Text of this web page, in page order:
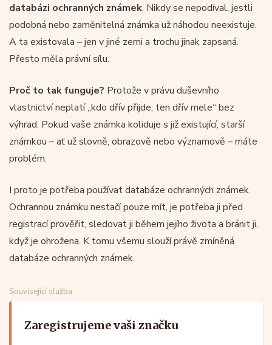
databázi ochranných známek. Nikdy se nepodíval, jestli
podobná nebo zaměnitelná známka už náhodou neexistuje.
A ta existovala – jen v jiné zemi a trochu jinak zapsaná.
Přesto měla právní sílu.
Proč to tak funguje? Protože v právu duševního
vlastnictví neplatí „kdo dřív přijde, ten dřív mele“ bez
výhrad. Pokud vaše známka koliduje s již existující, starší
známkou – ať už slovně, obrazově nebo významově – máte
problém.
I proto je potřeba používat databáze ochranných známek.
Ochrannou známku nestačí pouze mít, je potřeba ji před
registrací prověřit, sledovat ji během jejího života a bránit ji,
když je ohrožena. K tomu všemu slouží právě zmíněná
databáze ochranných známek.
Související služba
Zaregistrujeme vaši značku